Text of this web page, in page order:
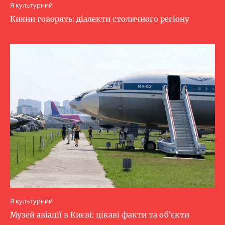
Я культурний
Кияни говорять: діалекти столичного регіону
Я культурний
Музей авіації в Києві: цікаві факти та об’єкти